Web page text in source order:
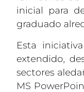
inicial para
graduado
Esta
extendido,
sectores
MS